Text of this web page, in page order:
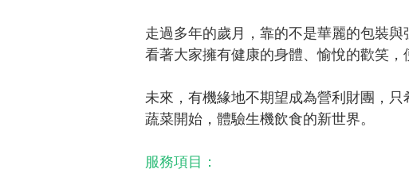
走過多年的歲月，靠的不是華麗的包裝
看著大家擁有健康的身體、愉悅的歡笑，
未來，有機緣地不期望成為營利財團，
蔬菜開始，體驗生機飲食的新世界。
服務項目：